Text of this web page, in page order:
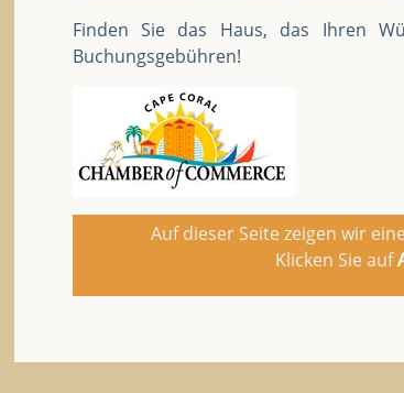
Finden Sie das Haus, das Ihren
Buchungsgebühren!
Auf dieser Seite zeigen wir
Klicken Sie auf